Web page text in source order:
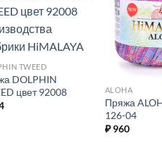
избранное.
TWEED
DOLPHIN
цвет 92008
ALOHA
Пряжа
126-04
₽960